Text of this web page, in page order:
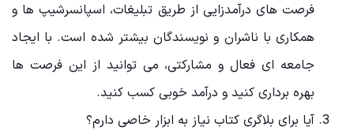
فرصت‌ های درآمدزایی از طریق تبلیغات، اسپانسرشیپ‌ ها و
همکاری با ناشران و نویسندگان بیشتر شده است. با ایجاد
جامعه ‌ای فعال و مشارکتی، می‌ توانید از این فرصت ‌ها
بهره ‌برداری کنید و درآمد خوبی کسب کنید.
آیا برای بلاگری کتاب نیاز به ابزار خاصی دارم؟